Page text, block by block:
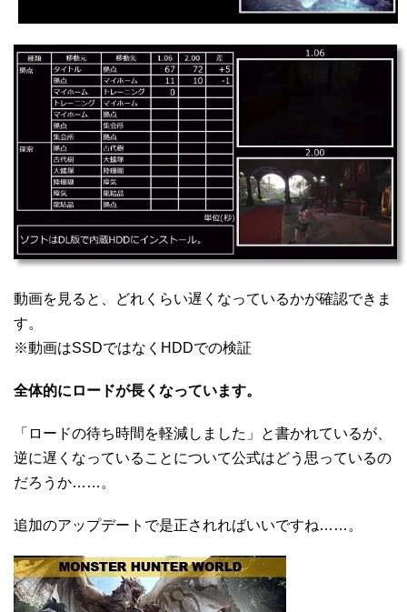
動画を見ると、どれくらい遅くなっているかが確認できま
す。
※動画はSSDではなくHDDでの検証
全体的にロードが長くなっています。
「ロードの待ち時間を軽減しました」と書かれているが、
逆に遅くなっていることについて公式はどう思っているの
だろうか……。
追加のアップデートで是正されればいいですね……。